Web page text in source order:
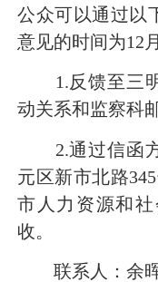
公众可以通过以
意见的时间为12
1.反馈至三明
动关系和监察科
2.通过信函方
元区新市北路
市人力资源和
收。
联系人：余晖